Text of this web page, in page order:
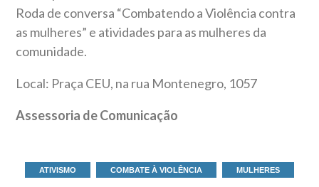
Roda de conversa “Combatendo a Violência contra
as mulheres” e atividades para as mulheres da
comunidade.
Local: Praça CEU, na rua Montenegro, 1057
Assessoria de Comunicação
ATIVISMO COMBATE À VIOLÊNCIA MULHERES